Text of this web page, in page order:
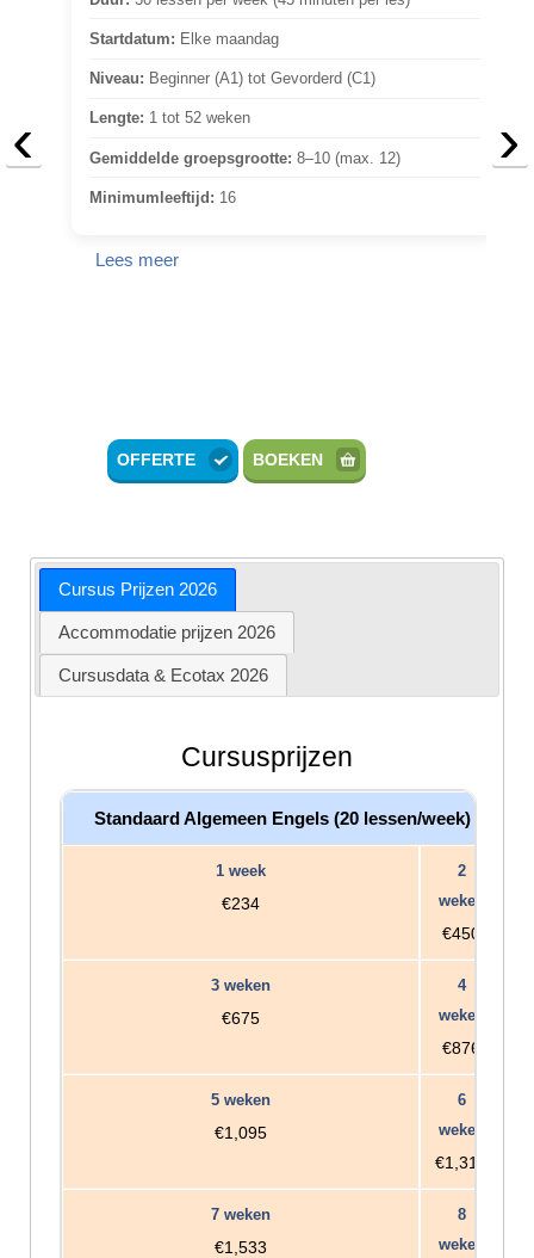
Startdatum: Elke maandag
Niveau: Beginner (A1) tot Gevorderd (C1)
Lengte: 1 tot 52 weken
Gemiddelde groepsgrootte: 8–10 (max. 12)
Minimumleeftijd: 16
Lees meer
OFFERTE BOEKEN
‹ ›
Cursus Prijzen 2026
Accommodatie prijzen 2026
Cursusdata & Ecotax 2026
Cursusprijzen
Standaard Algemeen Engels (20 lessen/week)
€234
€450
€675
€876
€1,095
€1,314
€1,533